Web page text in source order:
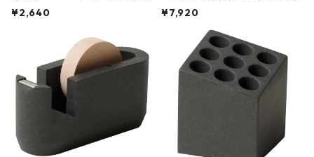
ハードカバー 罫線 ヴァン・ゴッホ
¥2,640
urniture WALL Table B5 ネイビー
¥7,920